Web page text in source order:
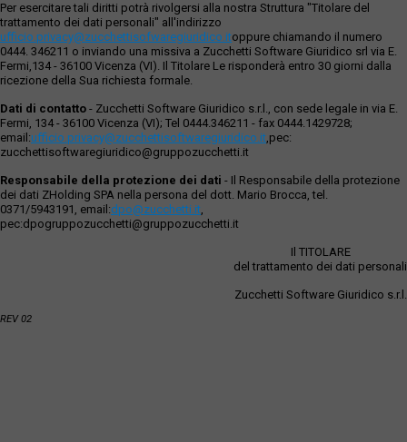
Per esercitare tali diritti potrà rivolgersi alla nostra Struttura "Titolare del
trattamento dei dati personali" all'indirizzo
ufficio.privacy@zucchettisofwaregiuridico.itoppure chiamando il numero
0444. 346211 o inviando una missiva a Zucchetti Software Giuridico srl via E.
Fermi,134 - 36100 Vicenza (VI). Il Titolare Le risponderà entro 30 giorni dalla
ricezione della Sua richiesta formale.
Dati di contatto - Zucchetti Software Giuridico s.r.l., con sede legale in via E.
Fermi, 134 - 36100 Vicenza (VI); Tel 0444.346211 - fax 0444.1429728;
email:ufficio.privacy@zucchettisoftwaregiuridico.it,pec:
zucchettisoftwaregiuridico@gruppozucchetti.it
Responsabile della protezione dei dati - Il Responsabile della protezione
dei dati ZHolding SPA nella persona del dott. Mario Brocca, tel.
0371/5943191, email:dpo@zucchetti.it,
pec:dpogruppozucchetti@gruppozucchetti.it
Il TITOLARE
del trattamento dei dati personali
Zucchetti Software Giuridico s.r.l.
REV 02